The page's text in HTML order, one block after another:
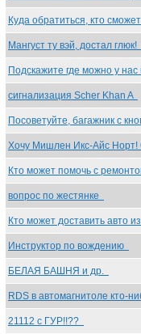
Куда обратиться, кто
Мангуст ту вэй, достал глюк!
Подскажите где можно у нас
сигнализация Scher Khan A
Посоветуйте, багажник с
Хочу Мишлен Икс-Айс Норт!
Кто может помочь с
вопрос по жестянке
Кто может доставить авто
Инструктор по вождению
БЕЛАЯ БАШНЯ и др.
RDS в автомагнитоле кто-
21112 c ГУР!!??